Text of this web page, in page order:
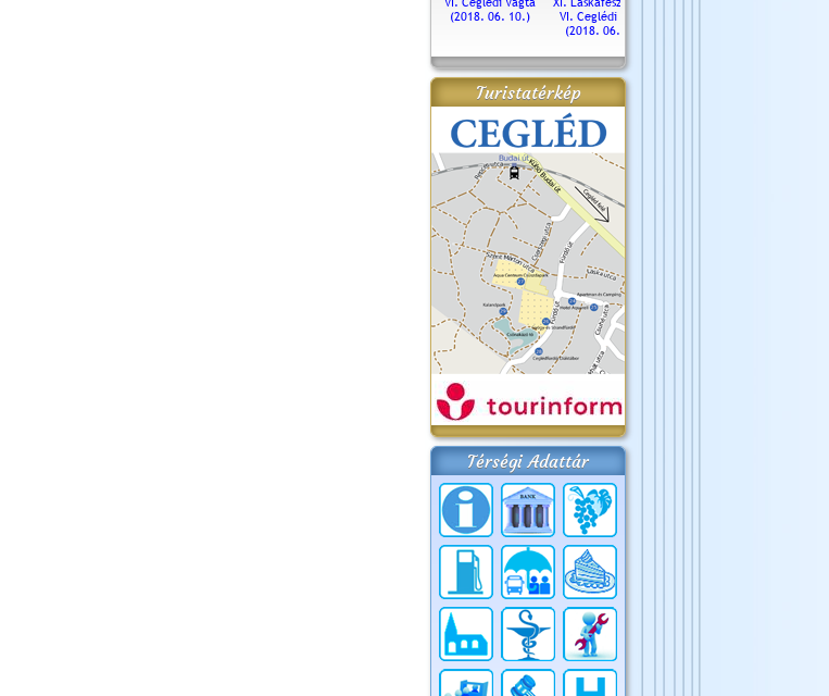
(2018. 06. 10.)
VI. Ceglédi Vágta
(2018. 06. 10.)
Turistatérkép
Térségi Adattár